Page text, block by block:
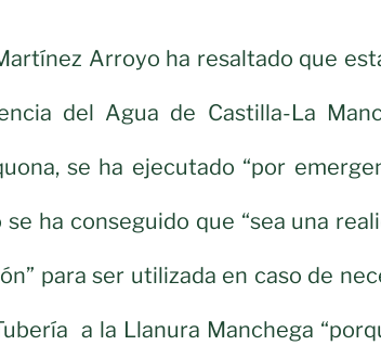
Arroyo ha resaltado que
del Agua de Castilla-La
se ha ejecutado “por
ha conseguido que “sea una
para ser utilizada en caso de
a la Llanura Manchega